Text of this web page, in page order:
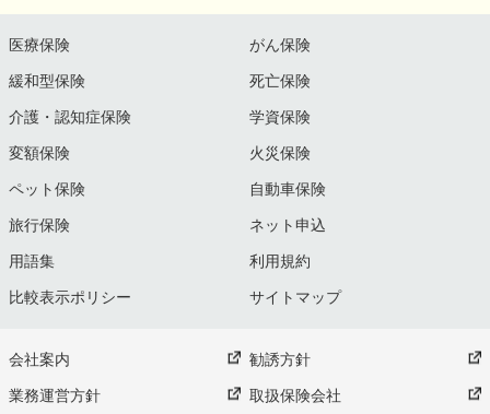
医療保険 がん保険
緩和型保険 死亡保険
介護・認知症保険 学資保険
変額保険 火災保険
ペット保険 自動車保険
旅行保険 ネット申込
用語集 利用規約
比較表示ポリシー サイトマップ
会社案内 勧誘方針
業務運営方針 取扱保険会社